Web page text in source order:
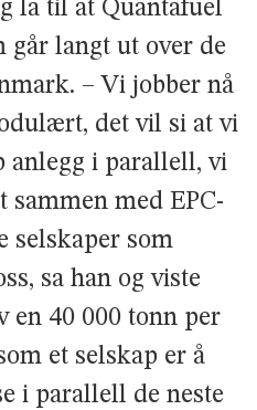
la til at Quantafuel
går langt ut over de
– Vi jobber nå
det vil si at vi
anlegg i parallell, vi
sammen med EPC-
selskaper som
sa han og viste
en 40 000 tonn per
et selskap er å
i parallell de neste